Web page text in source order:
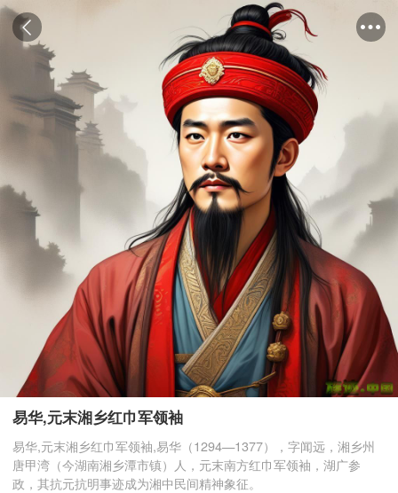
易华‌,元末湘乡红巾军领袖
易华‌,元末湘乡红巾军领袖,易华（1294—1377），字闻远，湘乡州
唐甲湾（今湖南湘乡潭市镇）人，元末南方红巾军领袖，湖广参
政，其抗元抗明事迹成为湘中民间精神象征。